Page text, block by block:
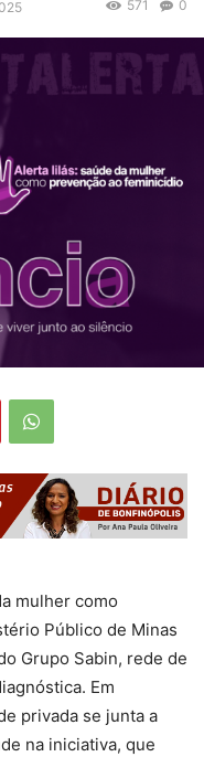
0
571
mulher como
Público de Minas
Grupo Sabin, rede de
Em
privada se junta a
na iniciativa, que